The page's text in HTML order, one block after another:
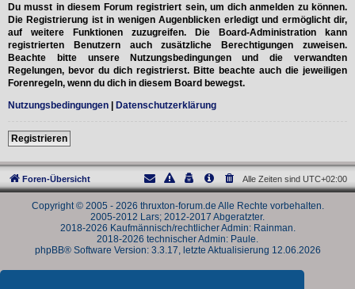
Du musst in diesem Forum registriert sein, um dich anmelden zu können.
Die Registrierung ist in wenigen Augenblicken erledigt und ermöglicht dir,
auf weitere Funktionen zuzugreifen. Die Board-Administration kann
registrierten Benutzern auch zusätzliche Berechtigungen zuweisen.
Beachte bitte unsere Nutzungsbedingungen und die verwandten
Regelungen, bevor du dich registrierst. Bitte beachte auch die jeweiligen
Forenregeln, wenn du dich in diesem Board bewegst.
Nutzungsbedingungen | Datenschutzerklärung
Registrieren
Foren-Übersicht Alle Zeiten sind UTC+02:00
Copyright © 2005 - 2026 thruxton-forum.de Alle Rechte vorbehalten.
2005-2012 Lars; 2012-2017 Abgeratzter.
2018-2026 Kaufmännisch/rechtlicher Admin: Rainman.
2018-2026 technischer Admin: Paule.
phpBB® Software Version: 3.3.17, letzte Aktualisierung 12.06.2026